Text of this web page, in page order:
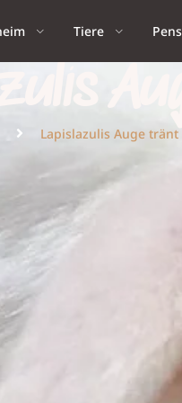
Tiere
Lapislazulis Auge tränt